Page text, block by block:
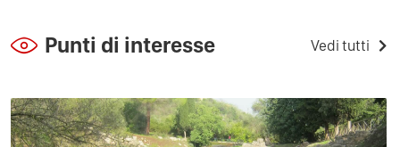
Punti di interesse Vedi tutti